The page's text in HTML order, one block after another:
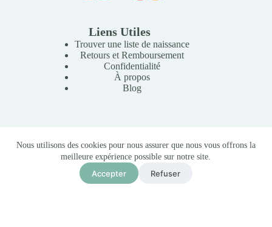
Nous utilisons des cookies pour nous assurer que nous vous offrons la
meilleure expérience possible sur notre site.
Accepter Refuser
Liens Utiles
Trouver une liste de naissance
Retours et Remboursement
Confidentialité
À propos
Blog
Copyright © 2026 Mille Lunes - Création du site :
Baptiste
-Conditions Générales de Vente